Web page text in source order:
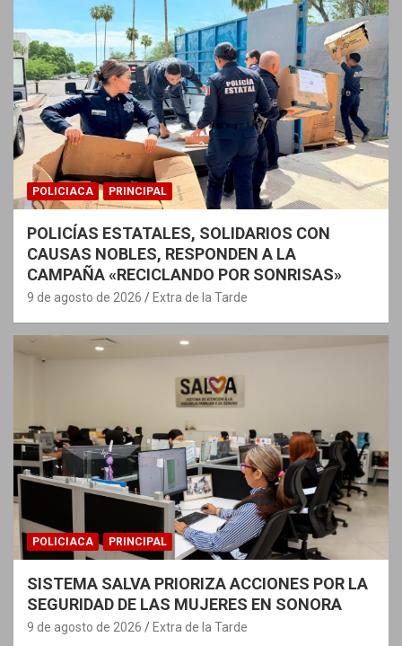
POLICIACA PRINCIPAL
POLICÍAS ESTATALES, SOLIDARIOS CON
CAUSAS NOBLES, RESPONDEN A LA
CAMPAÑA «RECICLANDO POR SONRISAS»
9 de agosto de 2026 Extra de la Tarde
POLICIACA PRINCIPAL
SISTEMA SALVA PRIORIZA ACCIONES POR LA
SEGURIDAD DE LAS MUJERES EN SONORA
9 de agosto de 2026 Extra de la Tarde